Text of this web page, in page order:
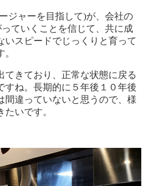
ジャーを目指して)が、会社の
ていくことを信じて、共に成
いスピードでじっくりと育って
てきており、正常な状態に戻る
すね。長期的に５年後１０年後
間違っていないと思うので、様
いです。